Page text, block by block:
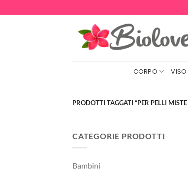
ai
CORPO VISO
PRODOTTI TAGGATI “PER PELLI MISTE
CATEGORIE PRODOTTI
Bambini